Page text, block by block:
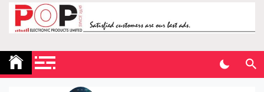
Pop Electronic Products
Limited